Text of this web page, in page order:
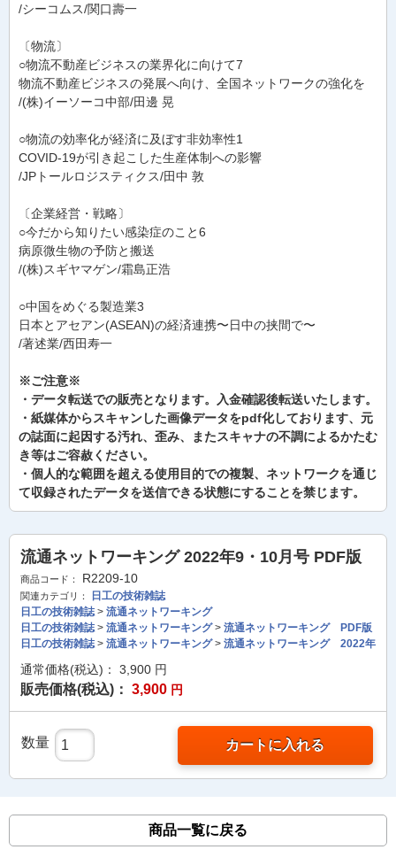
/シーコムス/関口壽一
〔物流〕
○物流不動産ビジネスの業界化に向けて7
物流不動産ビジネスの発展へ向け、全国ネットワークの強化を
/(株)イーソーコ中部/田邊 晃
○物流の効率化が経済に及ぼす非効率性1
COVID-19が引き起こした生産体制への影響
/JPトールロジスティクス/田中 敦
〔企業経営・戦略〕
○今だから知りたい感染症のこと6
病原微生物の予防と搬送
/(株)スギヤマゲン/霜島正浩
○中国をめぐる製造業3
日本とアセアン(ASEAN)の経済連携〜日中の挟間で〜
/著述業/西田寿一
※ご注意※
・データ転送での販売となります。入金確認後転送いたします。
・紙媒体からスキャンした画像データをpdf化しております、元
の誌面に起因する汚れ、歪み、またスキャナの不調によるかたむ
き等はご容赦ください。
・個人的な範囲を超える使用目的での複製、ネットワークを通じ
て収録されたデータを送信できる状態にすることを禁じます。
流通ネットワーキング 2022年9・10月号 PDF版
商品コード： R2209-10
関連カテゴリ：
日工の技術雑誌
日工の技術雑誌> 流通ネットワーキング
日工の技術雑誌> 流通ネットワーキング> 流通ネットワーキング PDF版
日工の技術雑誌> 流通ネットワーキング> 流通ネットワーキング 2022年
通常価格(税込)： 3,900 円
販売価格(税込)： 3,900 円
数量 カートに入れる
商品一覧に戻る